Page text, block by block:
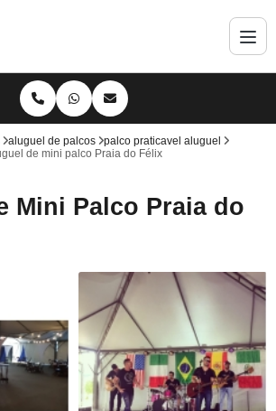
aluguel de palcos
palco praticavel aluguel
de mini palco Praia do Félix
Mini Palco Praia do